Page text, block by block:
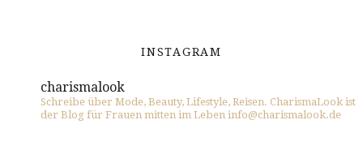
INSTAGRAM
charismalook
Schreibe über Mode, Beauty, Lifestyle, Reisen. CharismaLook ist
der Blog für Frauen mitten im Leben info@charismalook.de